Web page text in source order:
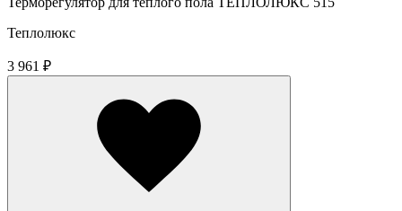
Теплолюкс
3 961 ₽